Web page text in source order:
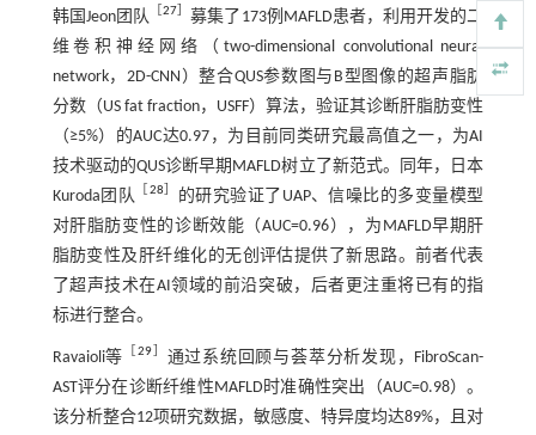
韩国Jeon团队 ［27］ 募集了173例MAFLD患者，利用开发的二
维卷积神经网络（two-dimensional convolutional neural
network，2D-CNN）整合QUS参数图与B型图像的超声脂肪
分数（US fat fraction，USFF）算法，验证其诊断肝脂肪变性
（≥5%）的AUC达0.97，为目前同类研究最高值之一，为AI
技术驱动的QUS诊断早期MAFLD树立了新范式。同年，日本
Kuroda团队 ［28］
的研究验证了UAP、信噪比的多变量模型
对肝脂肪变性的诊断效能（AUC=0.96），为MAFLD早期肝
脂肪变性及肝纤维化的无创评估提供了新思路。前者代表
了超声技术在AI领域的前沿突破，后者更注重将已有的指
标进行整合。
Ravaioli等 ［29］ 通过系统回顾与荟萃分析发现，FibroScan-
AST评分在诊断纤维性MAFLD时准确性突出（AUC=0.98）。
该分析整合12项研究数据，敏感度、特异度均达89%，且对